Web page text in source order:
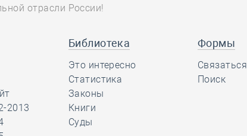
отрасли России!
2013
Библиотека
Это интересно
Статистика
Законы
Книги
Суды
Формы
Связаться
Поиск